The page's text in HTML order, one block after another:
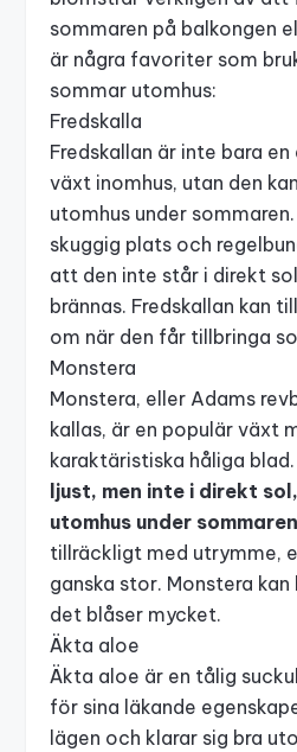
sommaren på balkongen
är några favoriter som
sommar utomhus:
Fredskalla
Fredskallan är inte bara
växt inomhus, utan den
utomhus under
skuggig plats och
att den inte står i direkt
brännas. Fredskallan kan
om när den får tillbringa
Monstera
Monstera, eller Adams
kallas, är en populär växt
karaktäristiska håliga blad.
ljust, men inte i direkt
utomhus under
tillräckligt med utrymme,
ganska stor. Monstera
det blåser mycket.
Äkta aloe
Äkta aloe är en tålig
för sina läkande
lägen och klarar sig bra